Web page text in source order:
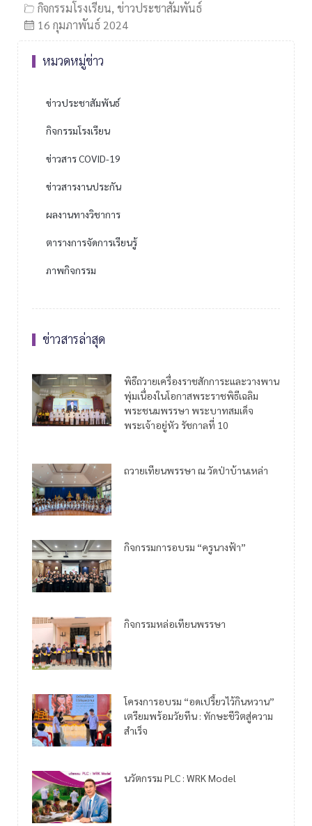
กิจกรรมโรงเรียน, ข่าวประชาสัมพันธ์
16 กุมภาพันธ์ 2024
หมวดหมู่ข่าว
ข่าวประชาสัมพันธ์
กิจกรรมโรงเรียน
ข่าวสาร COVID-19
ข่าวสารงานประกัน
ผลงานทางวิชาการ
ตารางการจัดการเรียนรู้
ภาพกิจกรรม
ข่าวสารล่าสุด
พิธีถวายเครื่องราชสักการะและวางพาน
พุ่มเนื่องในโอกาสพระราชพิธีเฉลิม
พระชนมพรรษา พระบาทสมเด็จ
พระเจ้าอยู่หัว รัชกาลที่ 10
ถวายเทียนพรรษา ณ วัดป่าบ้านเหล่า
กิจกรรมการอบรม “ครูนางฟ้า”
กิจกรรมหล่อเทียนพรรษา
โครงการอบรม “อดเปรี้ยวไว้กินหวาน”
เตรียมพร้อมวัยทีน : ทักษะชีวิตสู่ความ
สำเร็จ
นวัตกรรม PLC : WRK Model